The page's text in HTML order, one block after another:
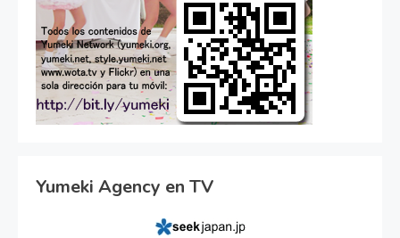
Yumeki Agency en TV